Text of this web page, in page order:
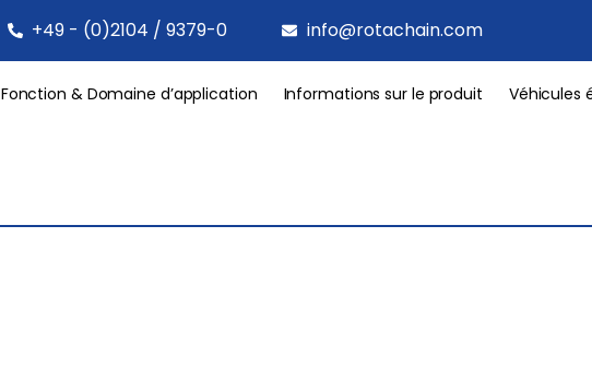
+49 - (0)2104 / 9379-0 info@rotachain.com
Fonction & Domaine d’application Informations sur le produit Véhicules